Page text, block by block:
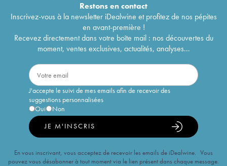
Restons encontact
Inscrivez-vous à la newsletter iDealwine et profitez de nos pépites
en avant-première !
Recevez directement dans votre boîte mail : nos découvertes du
moment, ventes exclusives, actualités, analyses...
J'accepte le suivi de mes emails afin de recevoir des
suggestions personnalisées
Oui
Non
JE M'INSCRIS
En vous inscrivant, vous acceptez de recevoir les emails de iDealwine. Vous
pouvez vous désabonner à tout moment via le lien présent dans chaque message.